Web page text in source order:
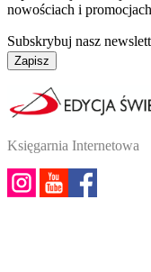
nowościach i
Subskrybuj nasz
Zapisz
Księgarnia Internetowa